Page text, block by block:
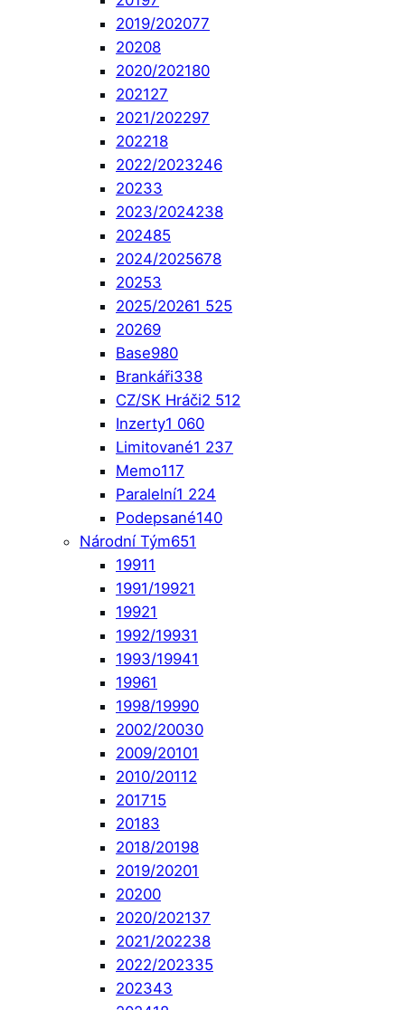
2019/202077
20208
2020/202180
202127
2021/202297
202218
2022/2023246
20233
2023/2024238
202485
2024/2025678
20253
2025/20261 525
20269
Base980
Brankáři338
CZ/SK Hráči2 512
Inzerty1 060
Limitované1 237
Memo117
Paralelní1 224
Podepsané140
Národní Tým651
19911
1991/19921
19921
1992/19931
1993/19941
19961
1998/19990
2002/20030
2009/20101
2010/20112
201715
20183
2018/20198
2019/20201
20200
2020/202137
2021/202238
2022/202335
202343